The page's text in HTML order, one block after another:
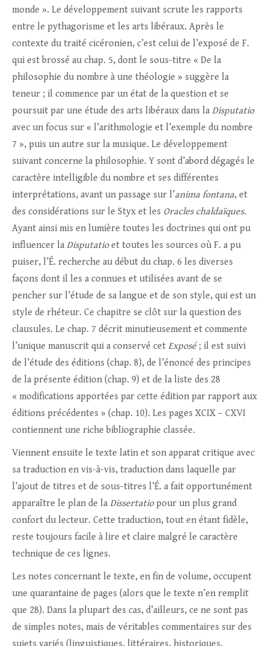
monde ». Le développement suivant scrute les rapports
entre le pythagorisme et les arts libéraux. Après le
contexte du traité cicéronien, c’est celui de l’exposé de F.
qui est brossé au chap. 5, dont le sous-titre « De la
philosophie du nombre à une théologie » suggère la
teneur ; il commence par un état de la question et se
poursuit par une étude des arts libéraux dans la Disputatio
avec un focus sur « l’arithmologie et l’exemple du nombre
7 », puis un autre sur la musique. Le développement
suivant concerne la philosophie. Y sont d’abord dégagés le
caractère intelligible du nombre et ses différentes
interprétations, avant un passage sur l’anima fontana, et
des considérations sur le Styx et les Oracles chaldaïques.
Ayant ainsi mis en lumière toutes les doctrines qui ont pu
influencer la Disputatioet toutes les sources où F. a pu
puiser, l’É. recherche au début du chap. 6 les diverses
façons dont il les a connues et utilisées avant de se
pencher sur l’étude de sa langue et de son style, qui est un
style de rhéteur. Ce chapitre se clôt sur la question des
clausules. Le chap. 7 décrit minutieusement et commente
l’unique manuscrit qui a conservé cet Exposé; il est suivi
de l’étude des éditions (chap. 8), de l’énoncé des principes
de la présente édition (chap. 9) et de la liste des 28
« modifications apportées par cette édition par rapport aux
éditions précédentes » (chap. 10). Les pages XCIX – CXVI
contiennent une riche bibliographie classée.
Viennent ensuite le texte latin et son apparat critique avec
sa traduction en vis-à-vis, traduction dans laquelle par
l’ajout de titres et de sous-titres l’É. a fait opportunément
apparaître le plan de la Dissertatiopour un plus grand
confort du lecteur. Cette traduction, tout en étant fidèle,
reste toujours facile à lire et claire malgré le caractère
technique de ces lignes.
Les notes concernant le texte, en fin de volume, occupent
une quarantaine de pages (alors que le texte n’en remplit
que 28). Dans la plupart des cas, d’ailleurs, ce ne sont pas
de simples notes, mais de véritables commentaires sur des